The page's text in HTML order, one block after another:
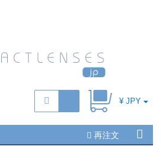
¥ JPY
再注文